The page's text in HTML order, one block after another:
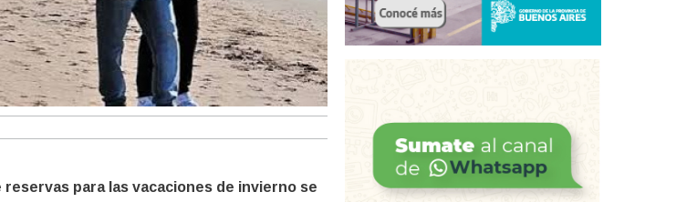
reservas para las vacaciones de invierno se